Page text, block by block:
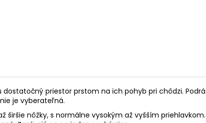
priestor prstom na ich pohyb pri chôdzi.
je vyberateľná.
širšie nôžky, s normálne vysokým až vyšším